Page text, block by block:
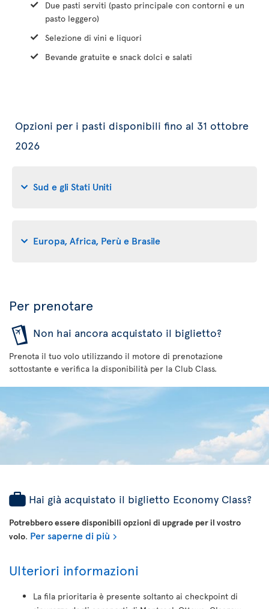
Due pasti serviti (pasto principale con contorni e un
pasto leggero)
Selezione di vini e liquori
Bevande gratuite e snack dolci e salati
Opzioni per i pasti disponibili fino al 31 ottobre
2026
Sud e gli Stati Uniti
Europa, Africa, Perù e Brasile
Per prenotare
Non hai ancora acquistato il biglietto?
Prenota il tuo volo utilizzando il motore di prenotazione
sottostante e verifica la disponibilità per la Club Class.
Hai già acquistato il biglietto Economy Class?
Potrebbero essere disponibili opzioni di upgrade per il vostro
volo. Per saperne di più
Ulteriori informazioni
La fila prioritaria è presente soltanto ai checkpoint di